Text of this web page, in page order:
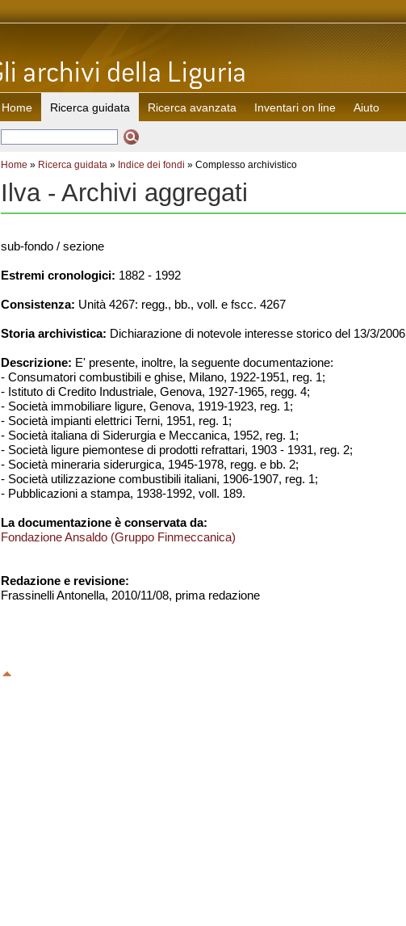
Home Ricerca guidata Ricerca avanzata Inventari on line Aiuto
Home » Ricerca guidata » Indice dei fondi » Complesso archivistico
Ilva - Archivi aggregati
sub-fondo / sezione
Estremi cronologici: 1882 - 1992
Consistenza: Unità 4267: regg., bb., voll. e fscc. 4267
Storia archivistica: Dichiarazione di notevole interesse storico del 13/3/2006
Descrizione: E' presente, inoltre, la seguente documentazione:
- Consumatori combustibili e ghise, Milano, 1922-1951, reg. 1;
- Istituto di Credito Industriale, Genova, 1927-1965, regg. 4;
- Società immobiliare ligure, Genova, 1919-1923, reg. 1;
- Società impianti elettrici Terni, 1951, reg. 1;
- Società italiana di Siderurgia e Meccanica, 1952, reg. 1;
- Società ligure piemontese di prodotti refrattari, 1903 - 1931, reg. 2;
- Società mineraria siderurgica, 1945-1978, regg. e bb. 2;
- Società utilizzazione combustibili italiani, 1906-1907, reg. 1;
- Pubblicazioni a stampa, 1938-1992, voll. 189.
La documentazione è conservata da:
Fondazione Ansaldo (Gruppo Finmeccanica)
Redazione e revisione:
Frassinelli Antonella, 2010/11/08, prima redazione